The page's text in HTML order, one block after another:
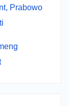
Prabowo